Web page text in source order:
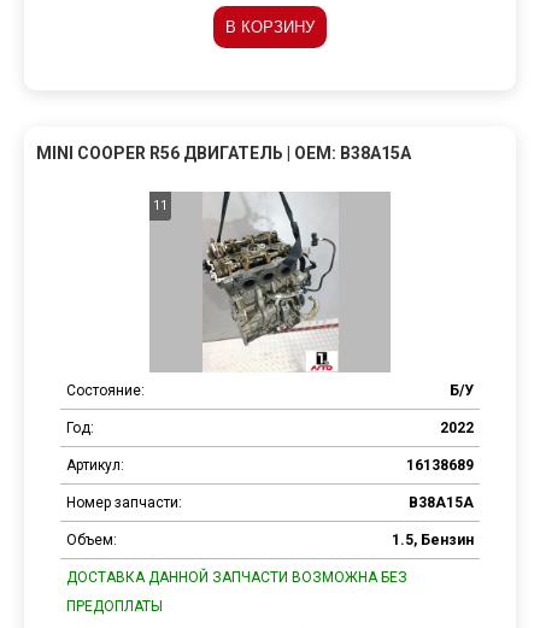
В КОРЗИНУ
MINI COOPER R56 ДВИГАТЕЛЬ | OEM: B38A15A
11
Состояние: Б/У
Год: 2022
Артикул: 16138689
Номер запчасти: B38A15A
Объем: 1.5, Бензин
ДОСТАВКА ДАННОЙ ЗАПЧАСТИ ВОЗМОЖНА БЕЗ
ПРЕДОПЛАТЫ